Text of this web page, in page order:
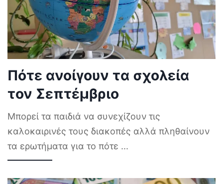
Πότε ανοίγουν τα σχολεία
τον Σεπτέμβριο
Μπορεί τα παιδιά να συνεχίζουν τις
καλοκαιρινές τους διακοπές αλλά πληθαίνουν
τα ερωτήματα για το πότε ...